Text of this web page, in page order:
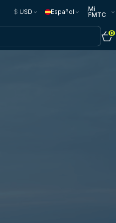
$ USD Español
Mi
FMTC
0